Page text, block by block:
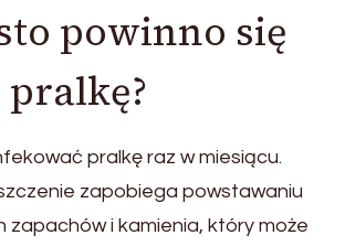
powinno się
pralkę raz w miesiącu.
zapobiega powstawaniu
zapachów i kamienia, który może